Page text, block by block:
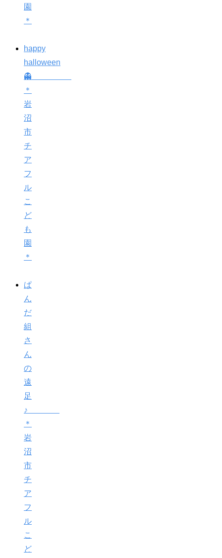
園
＊
happy
halloween
👻
＊
岩
沼
市
チ
ア
フ
ル
こ
ど
も
園
＊
ぱ
ん
だ
組
さ
ん
の
遠
足
♪
＊
岩
沼
市
チ
ア
フ
ル
こ
ど